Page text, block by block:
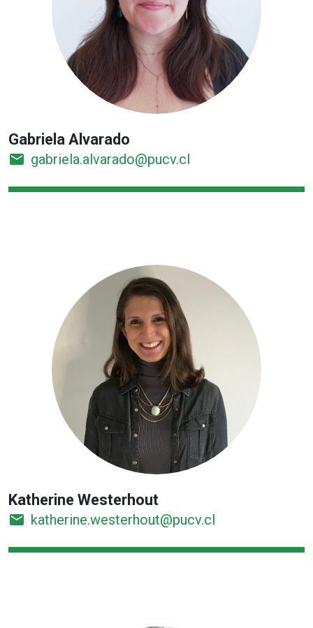
Gabriela Alvarado
email gabriela.alvarado@pucv.cl
Katherine Westerhout
email katherine.westerhout@pucv.cl